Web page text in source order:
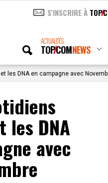
S'INSCRIRE À TOP
ACTUALITÉS
TOPCOMNEWS
les DNA en campagne avec
les DNA
avec